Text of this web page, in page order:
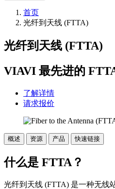
首页
光纤到天线 (FTTA)
光纤到天线 (FTTA)
VIAVI 最先进的
了解详情
请求报价
概述 资源 产品 快速链接
什么是 FTTA？
光纤到天线 (FTTA) 是一种无线